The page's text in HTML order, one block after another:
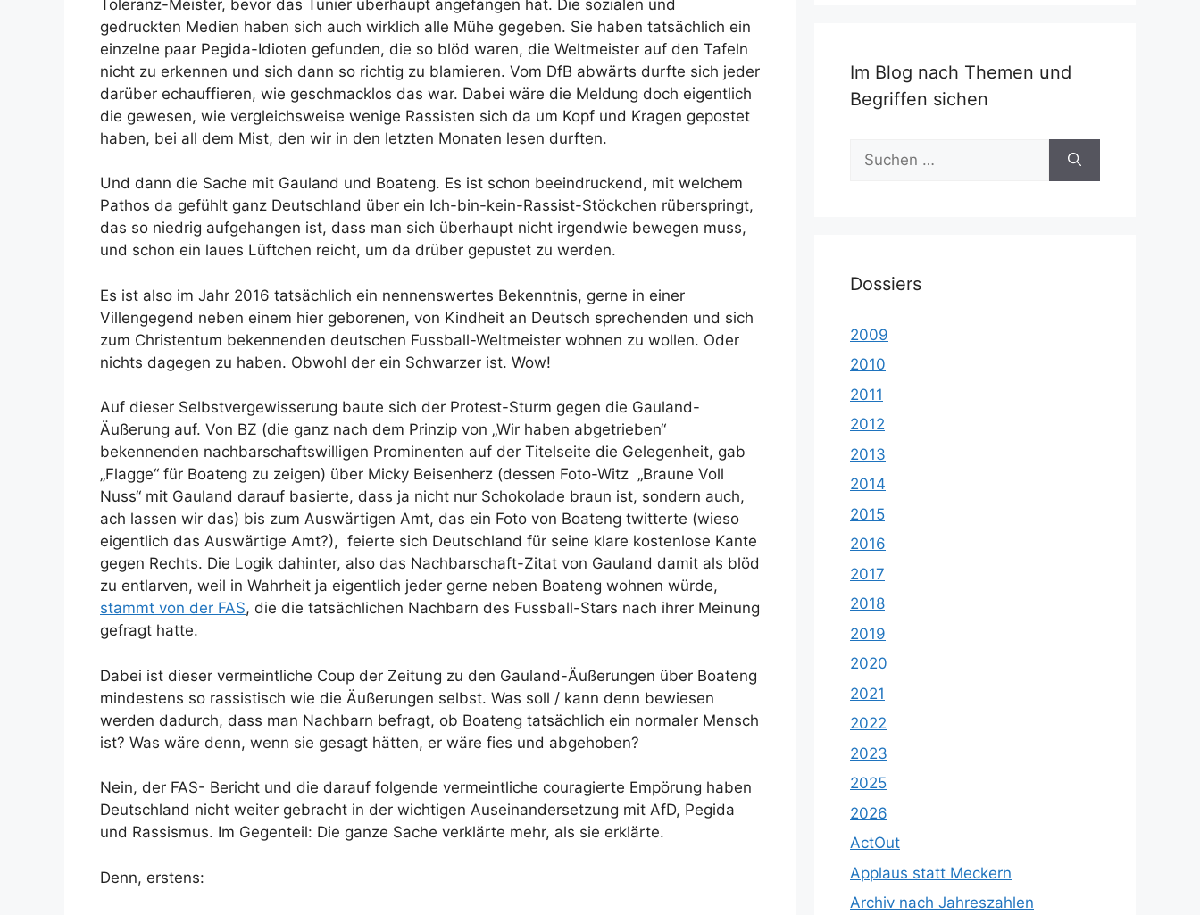
Toleranz-Meister, bevor das Tunier überhaupt angefangen hat. Die sozialen und
gedruckten Medien haben sich auch wirklich alle Mühe gegeben. Sie haben tatsächlich ein
einzelne paar Pegida-Idioten gefunden, die so blöd waren, die Weltmeister auf den Tafeln
nicht zu erkennen und sich dann so richtig zu blamieren. Vom DfB abwärts durfte sich jeder
darüber echauffieren, wie geschmacklos das war. Dabei wäre die Meldung doch eigentlich
die gewesen, wie vergleichsweise wenige Rassisten sich da um Kopf und Kragen gepostet
haben, bei all dem Mist, den wir in den letzten Monaten lesen durften.
Und dann die Sache mit Gauland und Boateng. Es ist schon beeindruckend, mit welchem
Pathos da gefühlt ganz Deutschland über ein Ich-bin-kein-Rassist-Stöckchen rüberspringt,
das so niedrig aufgehangen ist, dass man sich überhaupt nicht irgendwie bewegen muss,
und schon ein laues Lüftchen reicht, um da drüber gepustet zu werden.
Es ist also im Jahr 2016 tatsächlich ein nennenswertes Bekenntnis, gerne in einer
Villengegend neben einem hier geborenen, von Kindheit an Deutsch sprechenden und sich
zum Christentum bekennenden deutschen Fussball-Weltmeister wohnen zu wollen. Oder
nichts dagegen zu haben. Obwohl der ein Schwarzer ist. Wow!
Auf dieser Selbstvergewisserung baute sich der Protest-Sturm gegen die Gauland-
Äußerung auf. Von BZ (die ganz nach dem Prinzip von „Wir haben abgetrieben“
bekennenden nachbarschaftswilligen Prominenten auf der Titelseite die Gelegenheit, gab
„Flagge“ für Boateng zu zeigen) über Micky Beisenherz (dessen Foto-Witz „Braune Voll
Nuss“ mit Gauland darauf basierte, dass ja nicht nur Schokolade braun ist, sondern auch,
ach lassen wir das) bis zum Auswärtigen Amt, das ein Foto von Boateng twitterte (wieso
eigentlich das Auswärtige Amt?), feierte sich Deutschland für seine klare kostenlose Kante
gegen Rechts. Die Logik dahinter, also das Nachbarschaft-Zitat von Gauland damit als blöd
zu entlarven, weil in Wahrheit ja eigentlich jeder gerne neben Boateng wohnen würde,
stammt von der FAS, die die tatsächlichen Nachbarn des Fussball-Stars nach ihrer Meinung
gefragt hatte.
Dabei ist dieser vermeintliche Coup der Zeitung zu den Gauland-Äußerungen über Boateng
mindestens so rassistisch wie die Äußerungen selbst. Was soll / kann denn bewiesen
werden dadurch, dass man Nachbarn befragt, ob Boateng tatsächlich ein normaler Mensch
ist? Was wäre denn, wenn sie gesagt hätten, er wäre fies und abgehoben?
Nein, der FAS- Bericht und die darauf folgende vermeintliche couragierte Empörung haben
Deutschland nicht weiter gebracht in der wichtigen Auseinandersetzung mit AfD, Pegida
und Rassismus. Im Gegenteil: Die ganze Sache verklärte mehr, als sie erklärte.
Denn, erstens:
Im Blog nach Themen und
Begriffen sichen
nach:
Dossiers
2009
2010
2011
2012
2013
2014
2015
2016
2017
2018
2019
2020
2021
2022
2023
2025
2026
ActOut
Applaus statt Meckern
Archiv nach Jahreszahlen